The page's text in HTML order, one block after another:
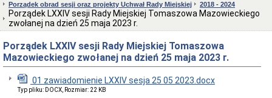
Rada
Miejska
2024-
Prezydium
Rady
Miejskiej
Dyżury
Porządek obrad sesji oraz projekty Uchwał Rady Miejskiej
2018 - 2024
Porządek LXXIV sesji Rady Miejskiej Tomaszowa Mazowieckiego
zwołanej na dzień 25 maja 2023 r.
Porządek LXXIV sesji Rady Miejskiej Tomaszowa
Mazowieckiego zwołanej na dzień 25 maja 2023 r.
01 zawiadomienie LXXIV sesja 25 05 2023.docx
Typ pliku: DOCX, Rozmiar: 22 KB